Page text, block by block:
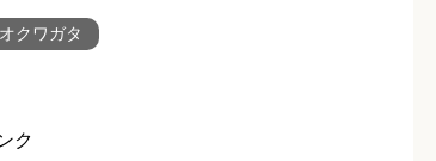
クワガタ
ク